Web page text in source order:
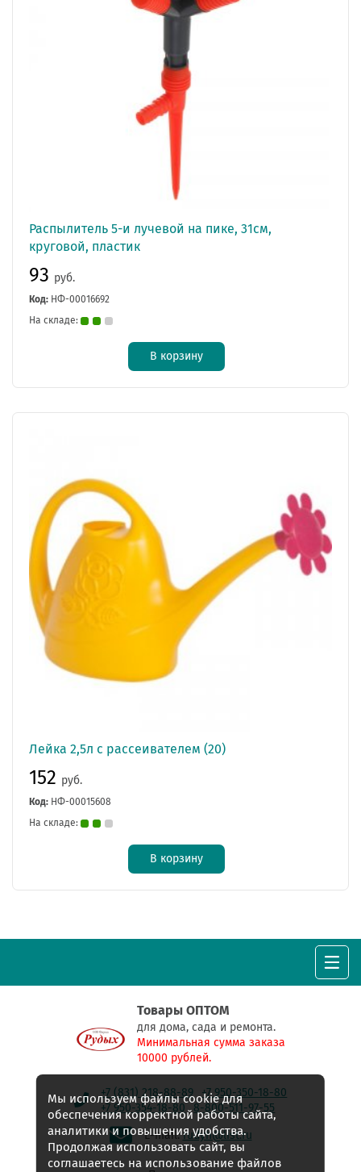
Распылитель 5-и лучевой на пике, 31см,
круговой, пластик
93 руб.
Код: НФ-00016692
На складе:
В корзину
Лейка 2,5л с рассеивателем (20)
152 руб.
Код: НФ-00015608
На складе:
В корзину
Товары ОПТОМ
для дома, сада и ремонта.
Минимальная сумма заказа
10000 рублей.
+7 (831) 218-88-89
+7 950-350-18-80
+7 950-354-18-80
8-800-511-97-55
E-mail:rudyh@list.ru
Мы используем файлы cookie для
обеспечения корректной работы сайта,
аналитики и повышения удобства.
Продолжая использовать сайт, вы
соглашаетесь на использование файлов